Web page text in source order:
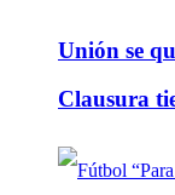
Unión se
Clausura